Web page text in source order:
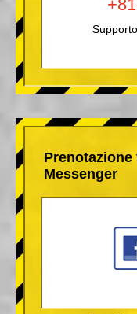
Messenger